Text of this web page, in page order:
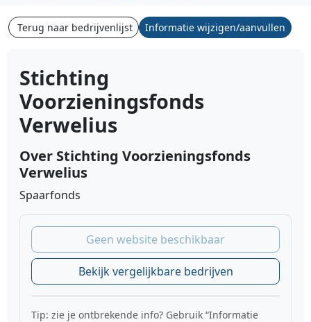
Terug naar bedrijvenlijst Informatie wijzigen/aanvullen
Stichting
Voorzieningsfonds
Verwelius
Over Stichting Voorzieningsfonds
Verwelius
Spaarfonds
Geen website beschikbaar
Bekijk vergelijkbare bedrijven
Tip: zie je ontbrekende info? Gebruik “Informatie